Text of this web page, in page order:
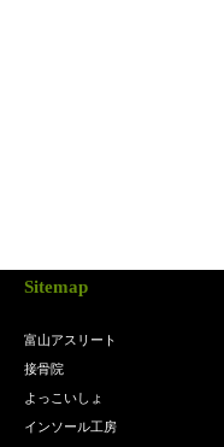
Sitemap
富山アスリート
接骨院
よっこいしょ
インソール工房